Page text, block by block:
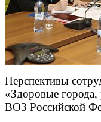
Перспективы
«Здоровые города,
ВОЗ Российской